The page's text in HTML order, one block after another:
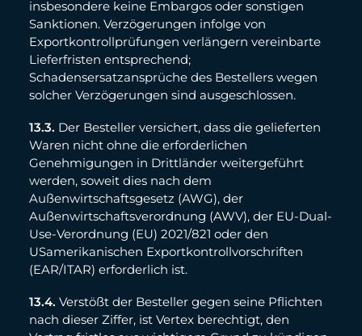
insbesondere keine Embargos oder sonstigen
Sanktionen. Verzögerungen infolge von
Exportkontrollprüfungen verlängern vereinbarte
Lieferfristen entsprechend;
Schadensersatzansprüche des Bestellers wegen
solcher Verzögerungen sind ausgeschlossen.
13.3. Der Besteller versichert, dass die gelieferten
Waren nicht ohne die erforderlichen
Genehmigungen in Drittländer weitergeführt
werden, soweit dies nach dem
Außenwirtschaftsgesetz (AWG), der
Außenwirtschaftsverordnung (AWV), der EU-Dual-
Use-Verordnung (EU) 2021/821 oder den
USamerikanischen Exportkontrollvorschriften
(EAR/ITAR) erforderlich ist.
13.4. Verstößt der Besteller gegen seine Pflichten
nach dieser Ziffer, ist Vertex berechtigt, den